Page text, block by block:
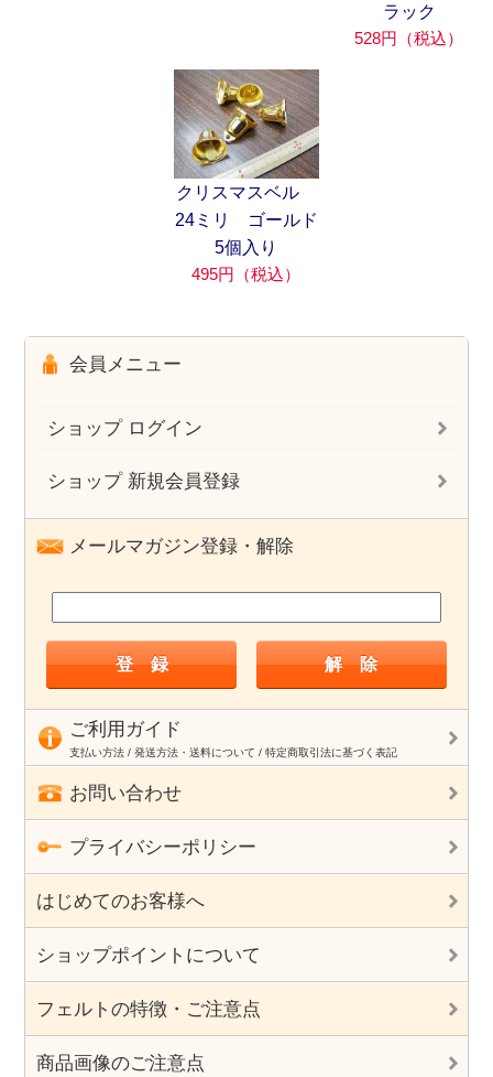
ラック
528円（税込）
クリスマスベル
24ミリ ゴールド
5個入り
495円（税込）
会員メニュー
ショップ ログイン
ショップ 新規会員登録
メールマガジン登録・解除
ご利用ガイド
支払い方法 / 発送方法・送料について / 特定商取引法に基づく表記
お問い合わせ
プライバシーポリシー
はじめてのお客様へ
ショップポイントについて
フェルトの特徴・ご注意点
商品画像のご注意点